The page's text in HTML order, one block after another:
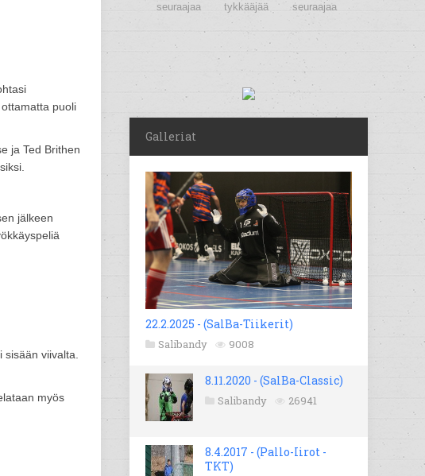
puoli
ja Ted Brithen
jälkeen
viivalta.
myös
seuraajaa tykkääjää seuraajaa
Galleriat
22.2.2025 - (SalBa-Tiikerit)
Salibandy 9008
8.11.2020 - (SalBa-Classic)
Salibandy 26941
8.4.2017 - (Pallo-Iirot -
TKT)